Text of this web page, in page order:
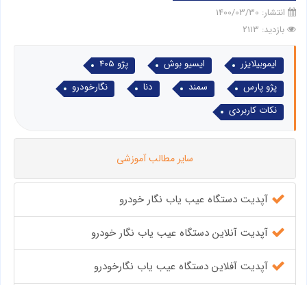
انتشار: 1400/03/30
بازدید: 2113
ایموبیلایزر ایسیو بوش
پژو 405
پژو پارس
سمند دنا
نگارخودرو
نکات کاربردی
سایر مطالب آموزشی
آپدیت دستگاه عیب یاب نگار خودرو
آپدیت آنلاین دستگاه عیب یاب نگار خودرو
آپدیت آفلاین دستگاه عیب یاب نگارخودرو